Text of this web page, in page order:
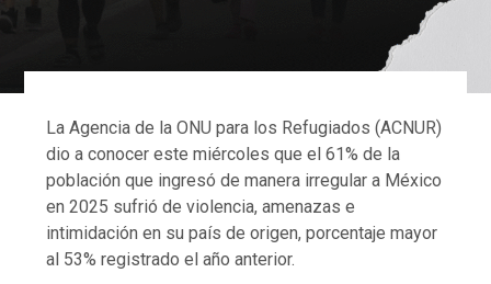
La Agencia de la ONU para los Refugiados (ACNUR)
dio a conocer este miércoles que el 61% de la
población que ingresó de manera irregular a México
en 2025 sufrió de violencia, amenazas e
intimidación en su país de origen, porcentaje mayor
al 53% registrado el año anterior.